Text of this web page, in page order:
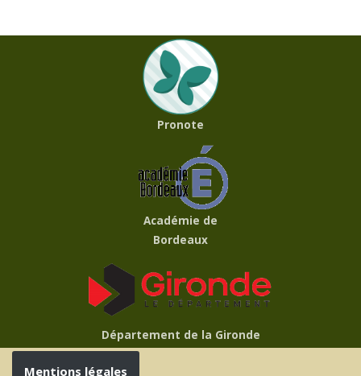
Pronote
Académie de
Bordeaux
Département de la Gironde
Mentions légales